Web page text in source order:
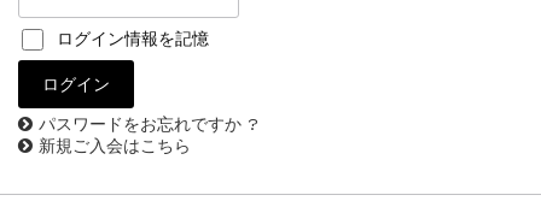
ログイン情報を記憶
パスワードをお忘れですか ?
新規ご入会はこちら